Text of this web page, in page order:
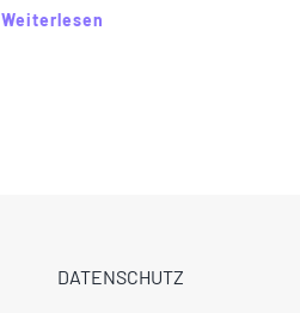
Weiterlesen
DATENSCHUTZ